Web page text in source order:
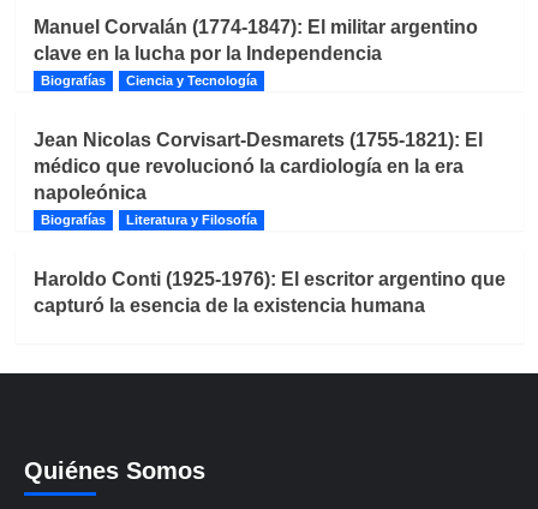
Manuel Corvalán (1774-1847): El militar argentino
clave en la lucha por la Independencia
Biografías Ciencia y Tecnología
Jean Nicolas Corvisart-Desmarets (1755-1821): El
médico que revolucionó la cardiología en la era
napoleónica
Biografías Literatura y Filosofía
Haroldo Conti (1925-1976): El escritor argentino que
capturó la esencia de la existencia humana
Quiénes Somos